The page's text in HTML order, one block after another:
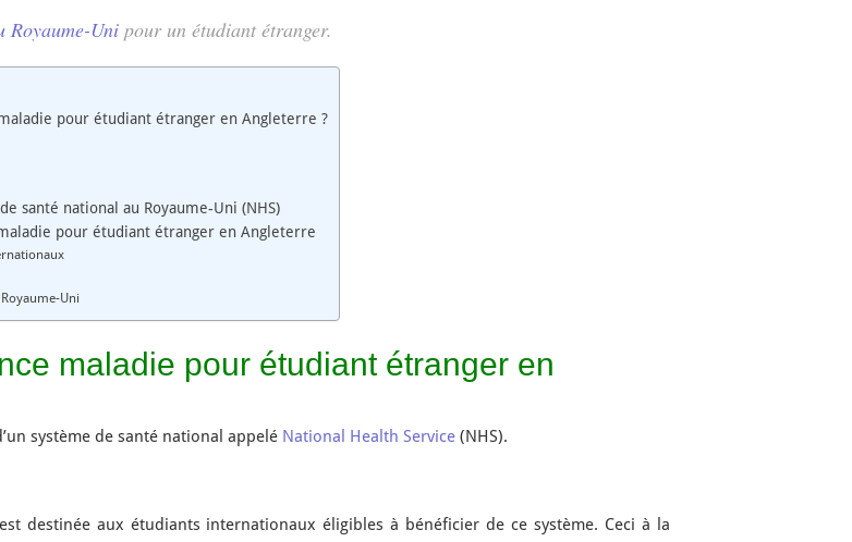
Royaume-Uni pour un étudiant étranger.
pour étudiant étranger en Angleterre ?
santé national au Royaume-Uni (NHS)
maladie pour étudiant étranger en Angleterre
Uni
maladie pour étudiant étranger en
système de santé national appelé National Health Service (NHS).
destinée aux étudiants internationaux éligibles à bénéficier de ce système. Ceci à la